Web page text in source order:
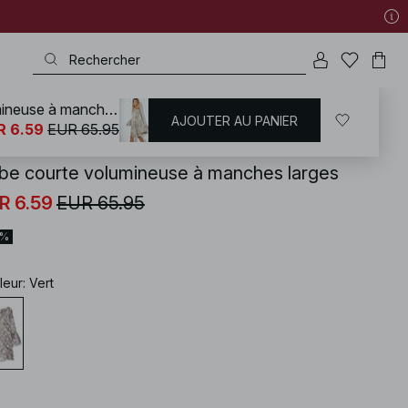
/ Robes / Robe imprimée
courte volumineuse à manches larges
6.59 EUR 65.95
: Vert
Robe courte volumineuse à manches larges
6.59 EUR 65.95 AJOUTER AU PANIER